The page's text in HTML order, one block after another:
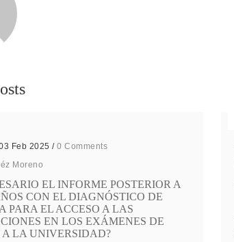
Feb 2025 / 0 Comments
Moreno
EL INFORME POSTERIOR A
CON EL DIAGNÓSTICO DE
PARA EL ACCESO A LAS
EN LOS EXÁMENES DE
A LA UNIVERSIDAD?